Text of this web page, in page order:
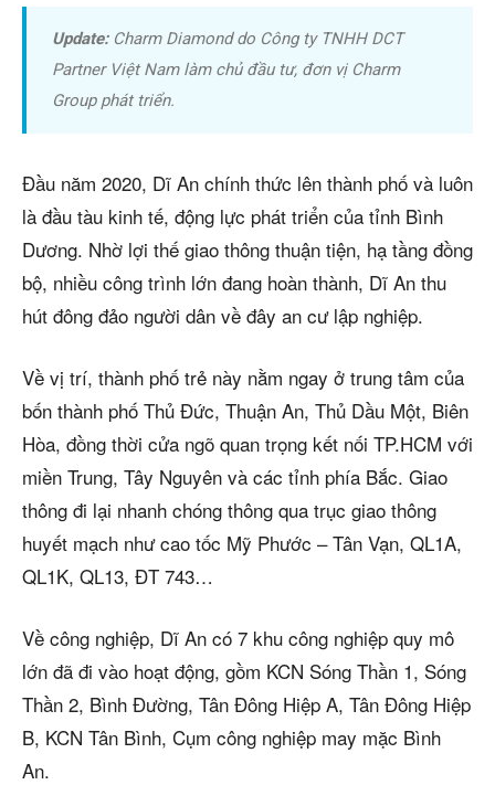
Liên hệ
5/5 (45 Reviews)
Update:Charm Diamond do Công ty TNHH DCT
Partner Việt Nam làm chủ đầu tư, đơn vị Charm
Group phát triển.
Đầu năm 2020, Dĩ An chính thức lên thành phố và luôn
là đầu tàu kinh tế, động lực phát triển của tỉnh Bình
Dương. Nhờ lợi thế giao thông thuận tiện, hạ tầng đồng
bộ, nhiều công trình lớn đang hoàn thành, Dĩ An thu
hút đông đảo người dân về đây an cư lập nghiệp.
Về vị trí, thành phố trẻ này nằm ngay ở trung tâm của
bốn thành phố Thủ Đức, Thuận An, Thủ Dầu Một, Biên
Hòa, đồng thời cửa ngõ quan trọng kết nối TP.HCM với
miền Trung, Tây Nguyên và các tỉnh phía Bắc. Giao
thông đi lại nhanh chóng thông qua trục giao thông
huyết mạch như cao tốc Mỹ Phước – Tân Vạn, QL1A,
QL1K, QL13, ĐT 743…
Về công nghiệp, Dĩ An có 7 khu công nghiệp quy mô
lớn đã đi vào hoạt động, gồm KCN Sóng Thần 1, Sóng
Thần 2, Bình Đường, Tân Đông Hiệp A, Tân Đông Hiệp
B, KCN Tân Bình, Cụm công nghiệp may mặc Bình
An.